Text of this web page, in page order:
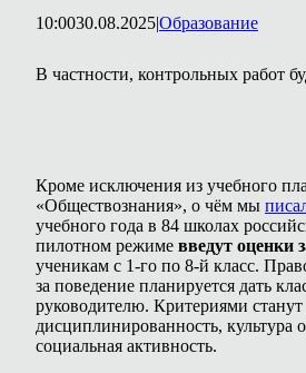
10:0030.08.2025|Образование
В частности, контрольных работ
Кроме исключения из учебного
«Обществознания», о чём мы
учебного года в 84 школах
пилотном режиме введут оценки
ученикам с 1-го по 8-й класс.
за поведение планируется дать
руководителю. Критериями станут
дисциплинированность, культура
социальная активность.